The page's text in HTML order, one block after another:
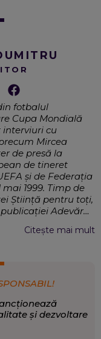
fotbalul
Cupa Mondială
interviuri cu
Mircea
de presă la
de tineret
şi de Federaţia
1999. Timp de
Știință pentru toți,
Adevărul
când oamenii
o cu pasiune,
sport din
importante -
Gazeta Sporturilor.
și Adevărul, unde a
la mai multe
Citește mai mult
și dezvoltare